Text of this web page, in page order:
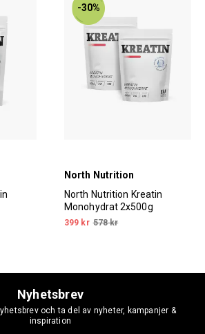
-30%
North Nutrition
North Nutrition Kreatin
Monohydrat 2x500g
399 kr 578 kr
Nyhetsbrev
och ta del av nyheter, kampanjer &
inspiration